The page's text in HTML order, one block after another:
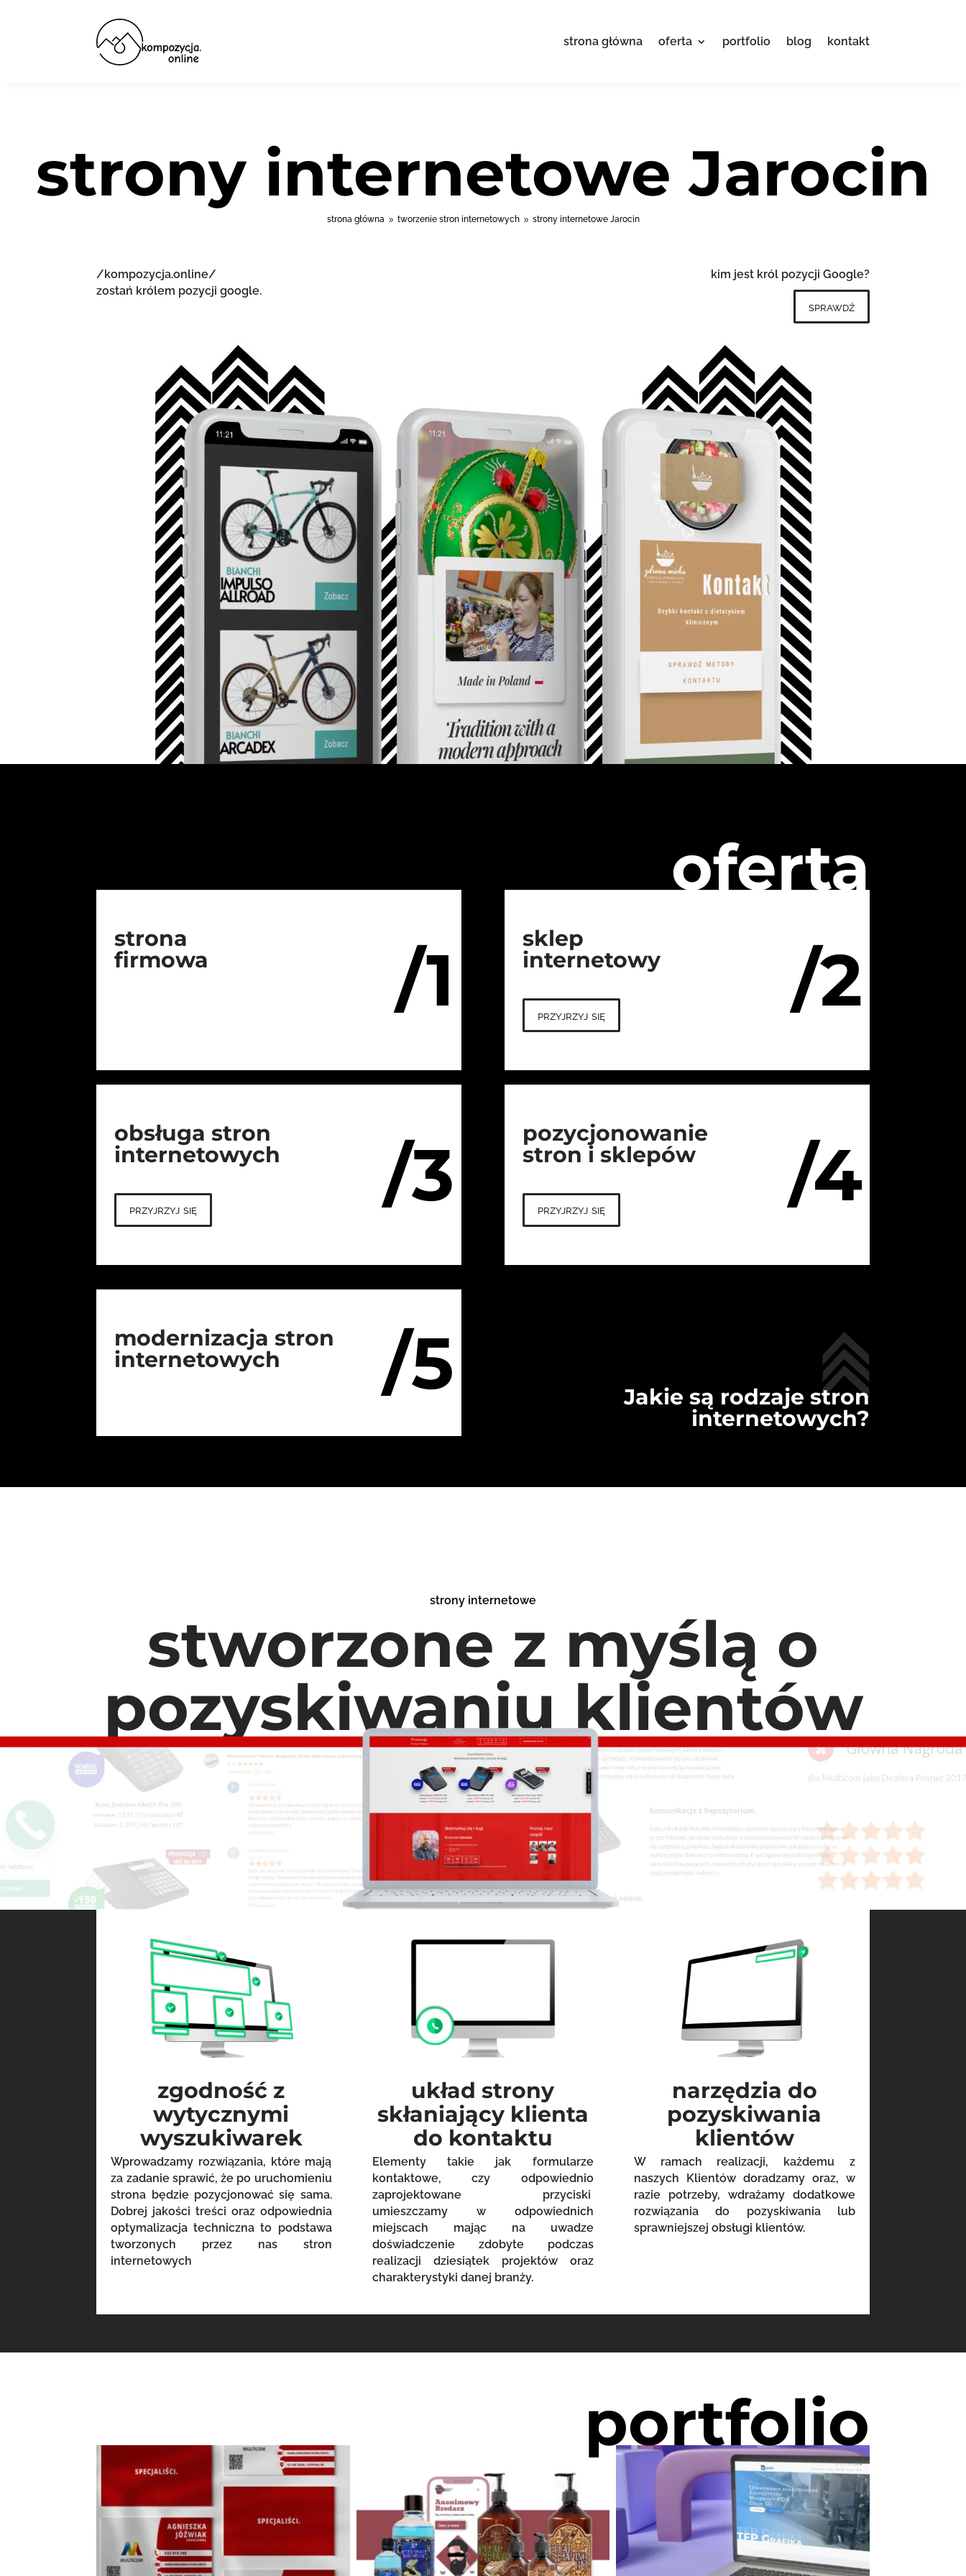
strona główna oferta portfolio blog kontakt
strony internetowe Jarocin
strona główna 9 tworzenie stron internetowych 9 strony internetowe Jarocin
/kompozycja.online/
zostań królem pozycji google.
kim jest król pozycji Google?
sprawdź
oferta
/1
strona
firmowa
/2
sklep
internetowy
przyjrzyj się
/3
obsługa stron
internetowych
przyjrzyj się /4
pozycjonowanie
stron i sklepów
przyjrzyj się
/5
modernizacja stron
internetowych
Jakie są rodzaje stron
internetowych?
strony internetowe
stworzone z myślą o
pozyskiwaniu klientów
zgodność z
wytycznymi
wyszukiwarek
Wprowadzamy rozwiązania, które mają
za zadanie sprawić, że po uruchomieniu
strona będzie pozycjonować się sama.
Dobrej jakości treści oraz odpowiednia
optymalizacja techniczna to podstawa
tworzonych przez nas stron
internetowych
układ strony
skłaniający klienta
do kontaktu
Elementy takie jak formularze
kontaktowe, czy odpowiednio
zaprojektowane przyciski
umieszczamy w odpowiednich
miejscach mając na uwadze
doświadczenie zdobyte podczas
realizacji dziesiątek projektów oraz
charakterystyki danej branży.
narzędzia do
pozyskiwania
klientów
W ramach realizacji, każdemu z
naszych Klientów doradzamy oraz, w
razie potrzeby, wdrażamy dodatkowe
rozwiązania do pozyskiwania lub
sprawniejszej obsługi klientów.
portfolio